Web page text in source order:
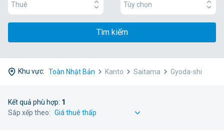
Thuê Tùy chọn
Tìm kiếm
Khu vực: Toàn Nhật Bản Kanto Saitama Gyoda-shi
Kết quả phù hợp: 1
Sắp xếp theo: